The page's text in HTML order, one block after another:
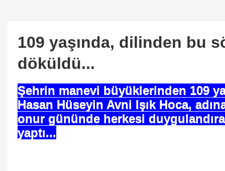
109 yaşında, dilinden bu
döküldü...
Şehrin manevi büyüklerinden 109
Hasan Hüseyin Avni Işık Hoca,
onur gününde herkesi
yaptı...